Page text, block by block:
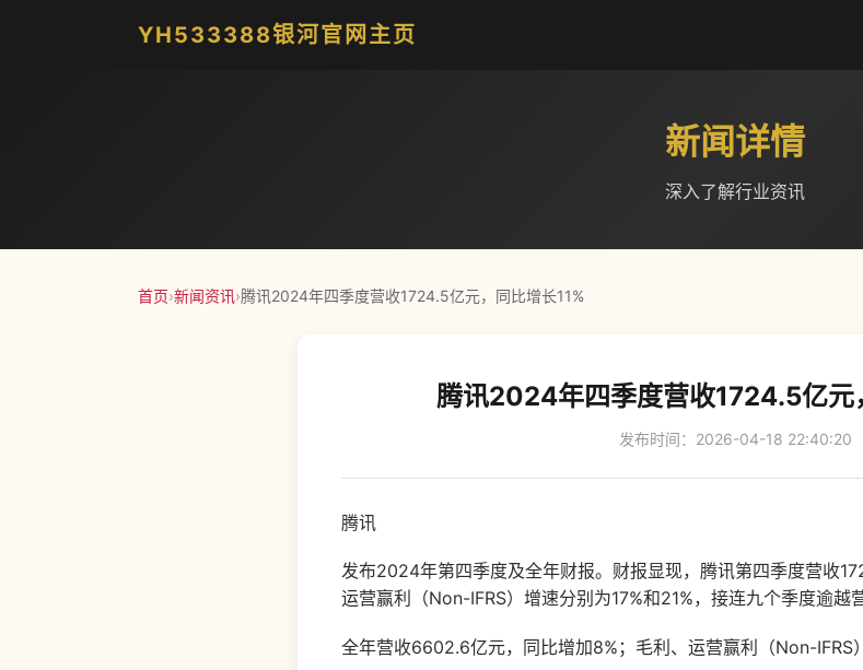
YH533388银河官网主页
新闻详情
深入了解行业资讯
首页›新闻资讯›腾讯2024年四季度营收1724.5亿元，同比增长11%
腾讯2024年四季度营收1724.5亿元
发布时间：2026-04-18 22:40:20
腾讯
发布2024年第四季度及全年财报。财报显现，腾讯第四季度营收
运营赢利（Non-IFRS）增速分别为17%和21%，接连九个季度逾越
全年营收6602.6亿元，同比增加8%；毛利、运营赢利（Non-IFRS